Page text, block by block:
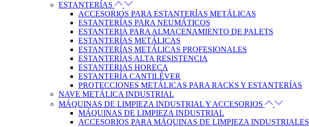
ESTANTERÍAS
ACCESORIOS PARA ESTANTERÍAS METÁLICAS
ESTANTERÍAS PARA NEUMÁTICOS
ESTANTERIA PARA ALMACENAMIENTO DE PALETS
ESTANTERÍAS METÁLICAS
ESTANTERÍAS METÁLICAS PROFESIONALES
ESTANTERÍAS ALTA RESISTENCIA
ESTANTERIAS HORECA
ESTANTERÍA CANTILÉVER
PROTECCIONES METÁLICAS PARA RACKS Y ESTANTERÍAS
NAVE METÁLICA INDUSTRIAL
MÁQUINAS DE LIMPIEZA INDUSTRIAL Y ACCESORIOS
MÁQUINAS DE LIMPIEZA INDUSTRIAL
ACCESORIOS PARA MÁQUINAS DE LIMPIEZA INDUSTRIALES